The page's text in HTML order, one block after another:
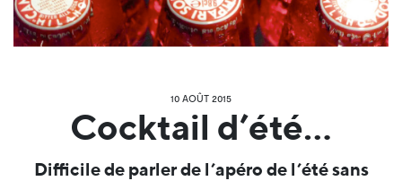
10 AOÛT 2015
Cocktail d’été…
Difficile de parler de l’apéro de l’été sans